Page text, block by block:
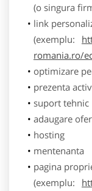
(o singura
link
(exemplu:
romania.ro/
optimizare
prezenta
suport tehnic
adaugare
hosting
mentenanta
pagina
(exemplu: